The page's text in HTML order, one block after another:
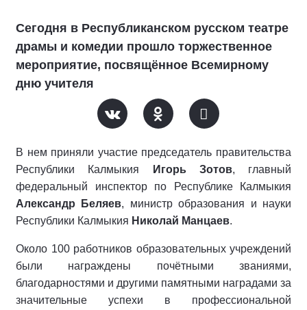
Сегодня в Республиканском русском театре
драмы и комедии прошло торжественное
мероприятие, посвящённое Всемирному
дню учителя
В нем приняли участие председатель правительства
Республики Калмыкия Игорь Зотов, главный
федеральный инспектор по Республике Калмыкия
Александр Беляев, министр образования и науки
Республики Калмыкия Николай Манцаев.
Около 100 работников образовательных учреждений
были награждены почётными званиями,
благодарностями и другими памятными наградами за
значительные успехи в профессиональной